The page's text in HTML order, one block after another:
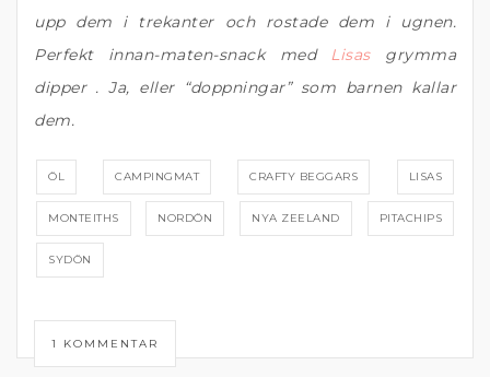
upp dem i trekanter och rostade dem i ugnen.
Perfekt innan-maten-snack med Lisasgrymma
dipper . Ja, eller “doppningar” som barnen kallar
dem.
ÖL CAMPINGMAT CRAFTY BEGGARS LISAS
MONTEITHS NORDÖN NYA ZEELAND PITACHIPS
SYDÖN
1 KOMMENTAR